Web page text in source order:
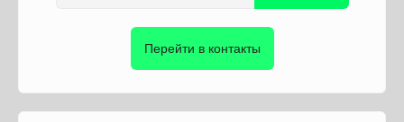
Перейти в контакты